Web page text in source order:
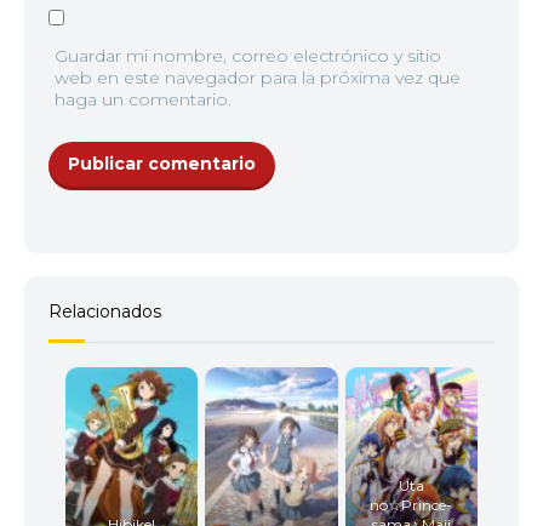
Guardar mi nombre, correo electrónico y sitio
web en este navegador para la próxima vez que
haga un comentario.
Relacionados
Uta
no☆Prince-